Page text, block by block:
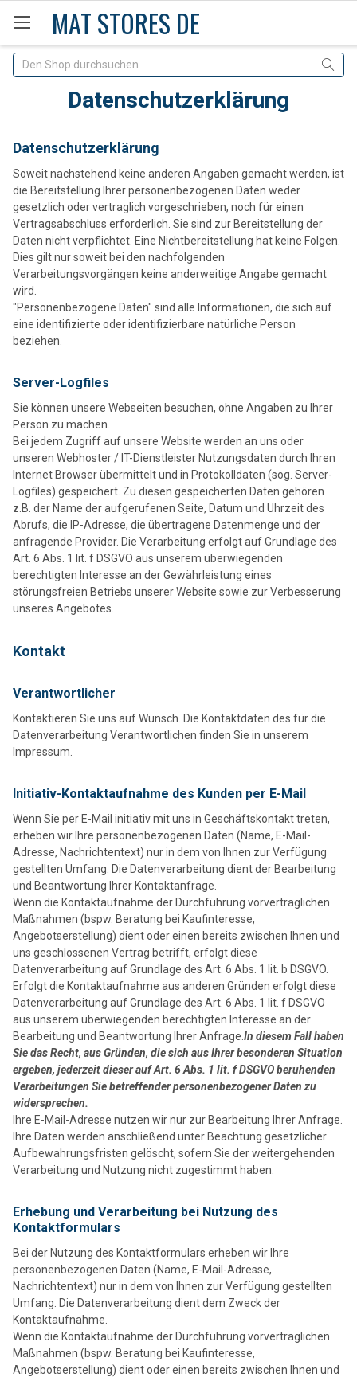
MAT STORES DE
Suche
Datenschutzerklärung
Datenschutzerklärung
Soweit nachstehend keine anderen Angaben gemacht werden, ist
die Bereitstellung Ihrer personenbezogenen Daten weder
gesetzlich oder vertraglich vorgeschrieben, noch für einen
Vertragsabschluss erforderlich. Sie sind zur Bereitstellung der
Daten nicht verpflichtet. Eine Nichtbereitstellung hat keine Folgen.
Dies gilt nur soweit bei den nachfolgenden
Verarbeitungsvorgängen keine anderweitige Angabe gemacht
wird.
"Personenbezogene Daten" sind alle Informationen, die sich auf
eine identifizierte oder identifizierbare natürliche Person
beziehen.
Server-Logfiles
Sie können unsere Webseiten besuchen, ohne Angaben zu Ihrer
Person zu machen.
Bei jedem Zugriff auf unsere Website werden an uns oder
unseren Webhoster / IT-Dienstleister Nutzungsdaten durch Ihren
Internet Browser übermittelt und in Protokolldaten (sog. Server-
Logfiles) gespeichert. Zu diesen gespeicherten Daten gehören
z.B. der Name der aufgerufenen Seite, Datum und Uhrzeit des
Abrufs, die IP-Adresse, die übertragene Datenmenge und der
anfragende Provider. Die Verarbeitung erfolgt auf Grundlage des
Art. 6 Abs. 1 lit. f DSGVO aus unserem überwiegenden
berechtigten Interesse an der Gewährleistung eines
störungsfreien Betriebs unserer Website sowie zur Verbesserung
unseres Angebotes.
Kontakt
Verantwortlicher
Kontaktieren Sie uns auf Wunsch. Die Kontaktdaten des für die
Datenverarbeitung Verantwortlichen finden Sie in unserem
Impressum.
Initiativ-Kontaktaufnahme des Kunden per E-Mail
Wenn Sie per E-Mail initiativ mit uns in Geschäftskontakt treten,
erheben wir Ihre personenbezogenen Daten (Name, E-Mail-
Adresse, Nachrichtentext) nur in dem von Ihnen zur Verfügung
gestellten Umfang. Die Datenverarbeitung dient der Bearbeitung
und Beantwortung Ihrer Kontaktanfrage.
Wenn die Kontaktaufnahme der Durchführung vorvertraglichen
Maßnahmen (bspw. Beratung bei Kaufinteresse,
Angebotserstellung) dient oder einen bereits zwischen Ihnen und
uns geschlossenen Vertrag betrifft, erfolgt diese
Datenverarbeitung auf Grundlage des Art. 6 Abs. 1 lit. b DSGVO.
Erfolgt die Kontaktaufnahme aus anderen Gründen erfolgt diese
Datenverarbeitung auf Grundlage des Art. 6 Abs. 1 lit. f DSGVO
aus unserem überwiegenden berechtigten Interesse an der
Bearbeitung und Beantwortung Ihrer Anfrage. In diesem Fall haben
Sie das Recht, aus Gründen, die sich aus Ihrer besonderen Situation
ergeben, jederzeit dieser auf Art. 6 Abs. 1 lit. f DSGVO beruhenden
Verarbeitungen Sie betreffender personenbezogener Daten zu
widersprechen.
Ihre E-Mail-Adresse nutzen wir nur zur Bearbeitung Ihrer Anfrage.
Ihre Daten werden anschließend unter Beachtung gesetzlicher
Aufbewahrungsfristen gelöscht, sofern Sie der weitergehenden
Verarbeitung und Nutzung nicht zugestimmt haben.
Erhebung und Verarbeitung bei Nutzung des
Kontaktformulars
Bei der Nutzung des Kontaktformulars erheben wir Ihre
personenbezogenen Daten (Name, E-Mail-Adresse,
Nachrichtentext) nur in dem von Ihnen zur Verfügung gestellten
Umfang. Die Datenverarbeitung dient dem Zweck der
Kontaktaufnahme.
Wenn die Kontaktaufnahme der Durchführung vorvertraglichen
Maßnahmen (bspw. Beratung bei Kaufinteresse,
Angebotserstellung) dient oder einen bereits zwischen Ihnen und